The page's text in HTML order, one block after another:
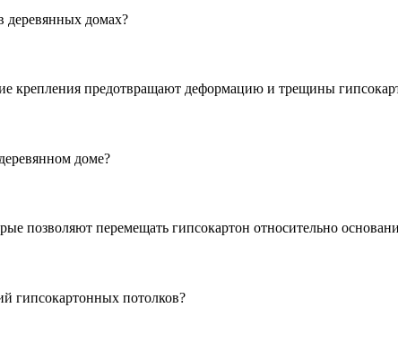
деревянных домах?
крепления предотвращают деформацию и трещины
доме?
позволяют перемещать гипсокартон относительно
гипсокартонных потолков?